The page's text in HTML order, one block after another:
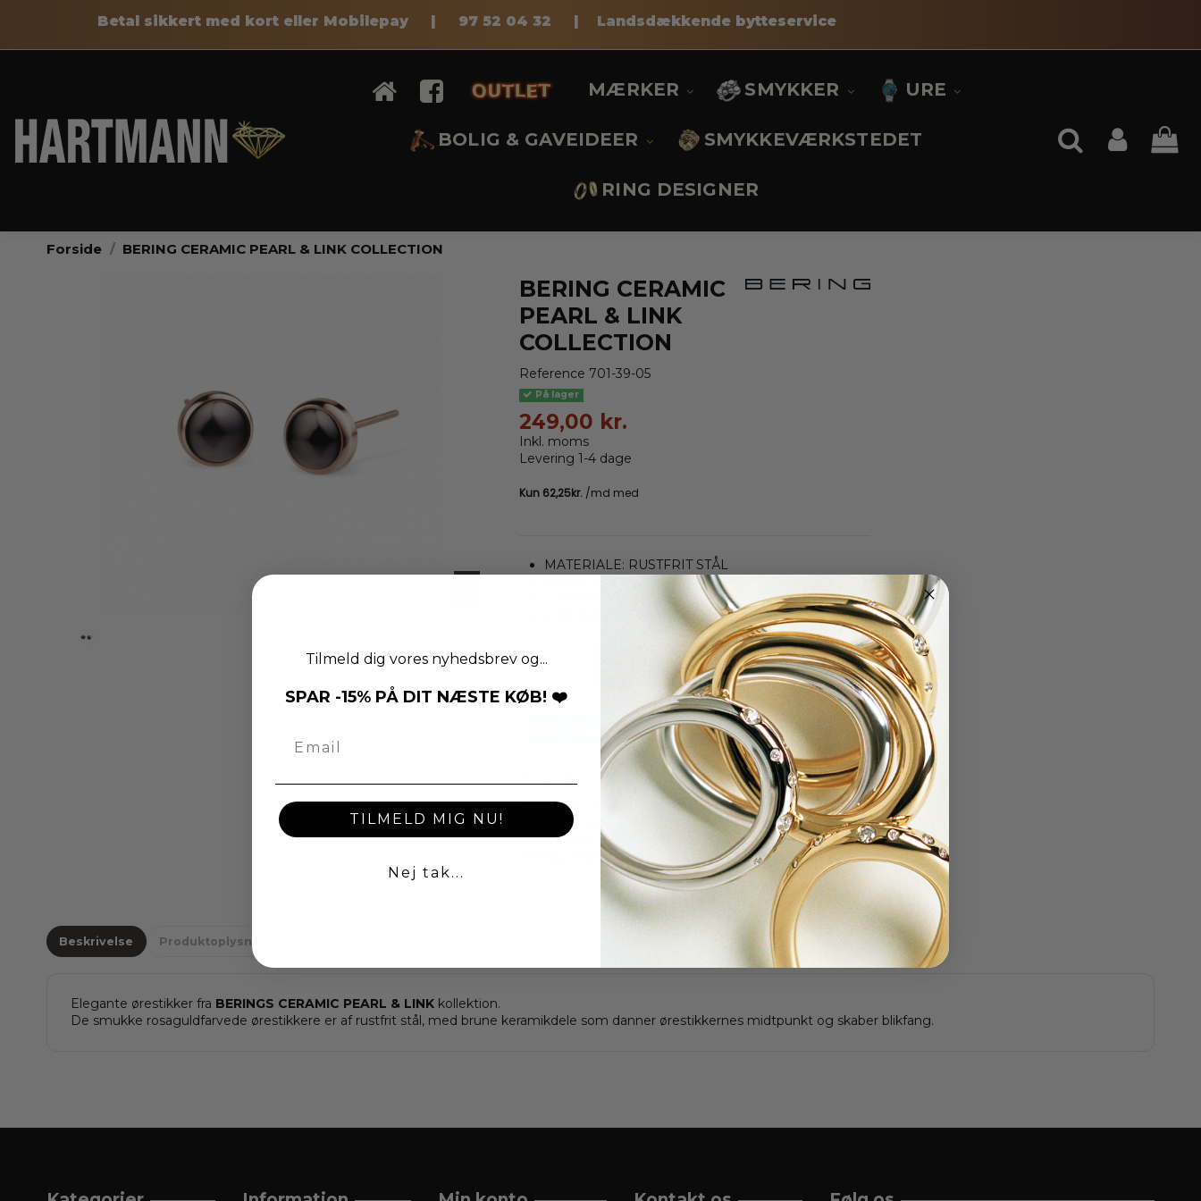
Betal sikkert med kort eller Mobilepay | 97 52 04 32 | Landsdækkende bytteservice
MÆRKER SMYKKER URE
BOLIG & GAVEIDEER SMYKKEVÆRKSTEDET
RING DESIGNER
Forside BERING CERAMIC PEARL & LINK COLLECTION
BERING CERAMIC
PEARL & LINK
COLLECTION
Reference 701-39-05
På lager
249,00 kr.
Inkl. moms
Levering 1-4 dage
MATERIALE: RUSTFRIT STÅL
FARVE: ROSAGULD
LINK FARVE: BRUN
LINK MATERIALE: KERAMIK
Læg i indkøbskurv
Tilføj til Ønskeskyen
ørestikker rosaguld rosegold Bering
bering smykker
bering ørestikker bering øreringe
beringtime
bering ure
rosegold øreringe
bering ceramic pearl
rustfrti stål rosaguld ørestikker
Beskrivelse Produktoplysninger
Elegante ørestikker fra BERINGS CERAMIC PEARL & LINK kollektion.
De smukke rosaguldfarvede ørestikkere er af rustfrit stål, med brune keramikdele som danner ørestikkernes midtpunkt og skaber blikfang.
Tilmeld dig vores nyhedsbrev og...
SPAR -15% PÅ DIT NÆSTE KØB! ❤️
TILMELD MIG NU!
Nej tak...